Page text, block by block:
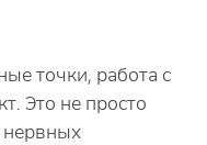
точки, работа с
Это не просто
нервных